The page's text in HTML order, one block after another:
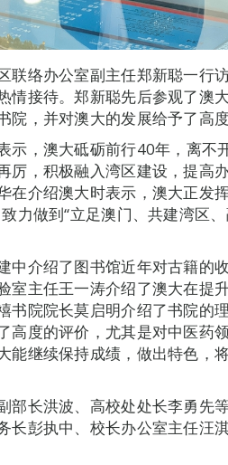
联络办公室副主任郑新聪一行
情接待。郑新聪先后参观了澳
，并对澳大的发展给予了高度
示，澳大砥砺前行40年，离不
厉，积极融入湾区建设，提高
介绍澳大时表示，澳大正发挥
力做到“立足澳门、共建湾区
中介绍了图书馆近年对古籍的
室主任王一涛介绍了澳大在提
书院院长莫启明介绍了书院的
高度的评价，尤其是对中医药
能继续保持成绩，做出特色，
部长洪波、高校处处长李勇先
长彭执中、校长办公室主任汪